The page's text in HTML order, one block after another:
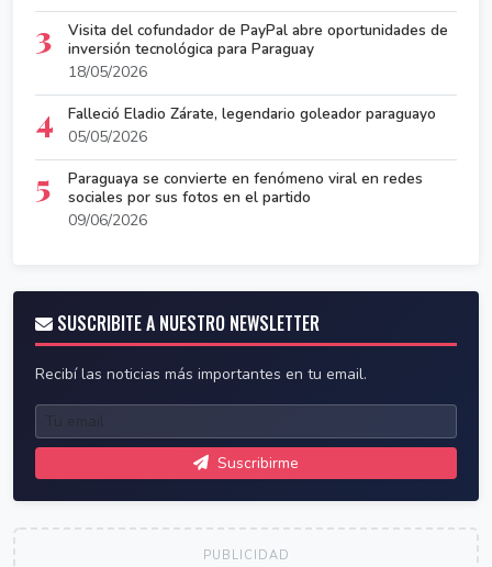
3
Visita del cofundador de PayPal abre oportunidades de
inversión tecnológica para Paraguay
18/05/2026
4
Falleció Eladio Zárate, legendario goleador paraguayo
05/05/2026
5
Paraguaya se convierte en fenómeno viral en redes
sociales por sus fotos en el partido
09/06/2026
SUSCRIBITE A NUESTRO NEWSLETTER
Recibí las noticias más importantes en tu email.
Suscribirme
PUBLICIDAD